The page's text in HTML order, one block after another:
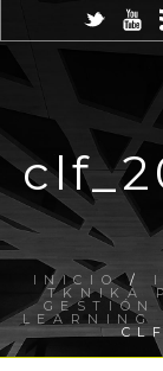
INICIO/
TKNIKA
LEARNING